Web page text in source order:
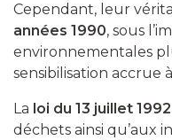
Cependant, leur
années 1990, sous
environnementales
sensibilisation accrue
La loi du 13 juillet 1992
déchets ainsi qu’aux